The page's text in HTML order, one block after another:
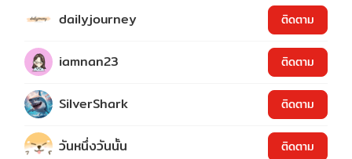
dailyjourney ติดตาม
iamnan23 ติดตาม
SilverShark ติดตาม
วันหนึ่งวันนั้น ติดตาม